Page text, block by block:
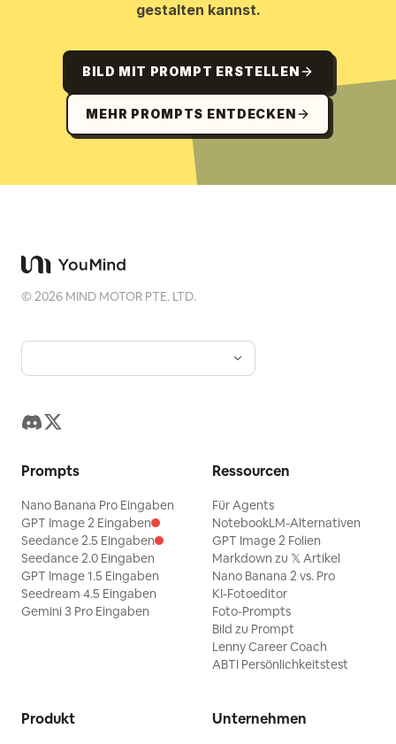
gestalten kannst.
BILD MIT PROMPT ERSTELLEN
MEHR PROMPTS ENTDECKEN
©2026 MIND MOTOR PTE. LTD.
Prompts
Nano Banana Pro Eingaben
GPT Image 2 Eingaben
Seedance 2.5 Eingaben
Seedance 2.0 Eingaben
GPT Image 1.5 Eingaben
Seedream 4.5 Eingaben
Gemini 3 Pro Eingaben
Ressourcen
Für Agents
NotebookLM-Alternativen
GPT Image 2 Folien
Markdown zu 𝕏 Artikel
Nano Banana 2 vs. Pro
KI-Fotoeditor
Foto-Prompts
Bild zu Prompt
Lenny Career Coach
ABTI Persönlichkeitstest
Produkt Unternehmen